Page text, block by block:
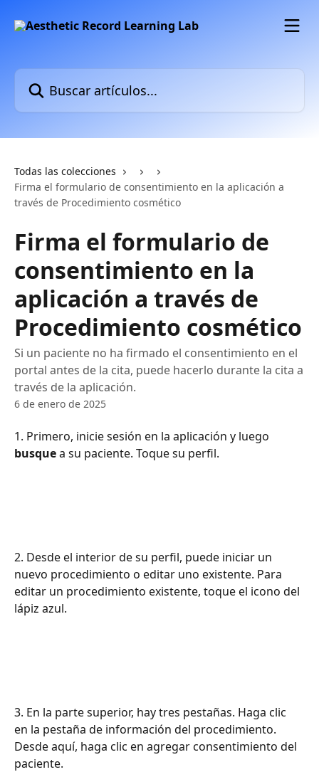
Buscar artículos...
Todas las colecciones
Firma el formulario de consentimiento en la aplicación a
través de Procedimiento cosmético
Firma el formulario de
consentimiento en la
aplicación a través de
Procedimiento cosmético
Si un paciente no ha firmado el consentimiento en el
portal antes de la cita, puede hacerlo durante la cita a
través de la aplicación.
6 de enero de 2025
1. Primero, inicie sesión en la aplicación y luego
busque a su paciente. Toque su perfil.
2. Desde el interior de su perfil, puede iniciar un
nuevo procedimiento o editar uno existente. Para
editar un procedimiento existente, toque el icono del
lápiz azul.
3. En la parte superior, hay tres pestañas. Haga clic
en la pestaña de información del procedimiento.
Desde aquí, haga clic en agregar consentimiento del
paciente.